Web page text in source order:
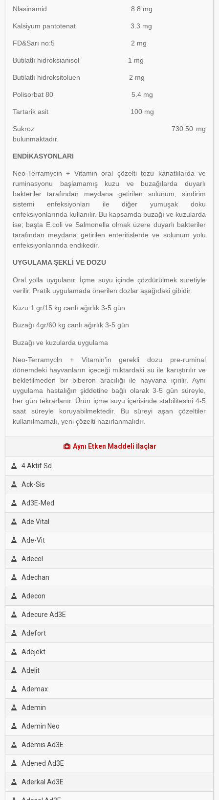
Nlasinamid 8.8 mg
Kalsiyum pantotenat 3.3 mg
FD&Sarı no:5 2 mg
Butilatlı hidroksianisol 1 mg
Butilatlı hidroksitoluen 2 mg
Polisorbat 80 5.4 mg
Tartarik asit 100 mg
Sukroz 730.50 mg
bulunmaktadır.
ENDİKASYONLARI
Neo-Terramycin + Vitamin oral çözelti tozu kanatlılarda ve
ruminasyonu başlamamış kuzu ve buzağılarda duyarlı
bakteriler tarafından meydana getirilen solunum, sindirim
sistemi enfeksiyonları ile diğer yumuşak doku
enfeksiyonlarında kullanılır. Bu kapsamda buzağı ve kuzularda
ise; başta E.coli ve Salmonella olmak üzere duyarlı bakteriler
tarafından meydana getirilen enteritislerde ve solunum yolu
enfeksiyonlarında endikedir.
UYGULAMA ŞEKLİ VE DOZU
Oral yolla uygulanır. İçme suyu içinde çözdürülmek suretiyle
verilir. Pratik uygulamada önerilen dozlar aşağıdaki gibidir.
Kuzu 1 gr/15 kg canlı ağırlık 3-5 gün
Buzağı 4gr/60 kg canlı ağırlık 3-5 gün
Buzağı ve kuzularda uygulama
Neo-Terramycln + Vitamin'in gerekli dozu pre-ruminal
dönemdeki hayvanların içeceği miktardaki su ile karıştırılır ve
bekletilmeden bir biberon aracılığı ile hayvana içirilir. Aynı
uygulama hastalığın şiddetine bağlı olarak 3-5 gün süreyle,
her gün tekrarlanır. Ürün içme suyu içerisinde stabilitesini 4-5
saat süreyle koruyabilmektedir. Bu süreyi aşan çözeltiler
kullanılmamalı, yeni çözelti hazırlanmalıdır.
Aynı Etken Maddeli İlaçlar
4 Aktif Sd
Ack-Sis
Ad3E-Med
Ade Vital
Ade-Vit
Adecel
Adechan
Adecon
Adecure Ad3E
Adefort
Adejekt
Adelit
Ademax
Ademin
Ademin Neo
Ademis Ad3E
Adened Ad3E
Aderkal Ad3E